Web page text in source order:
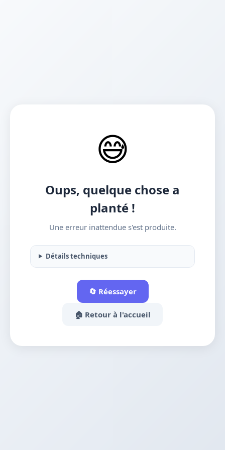
😅
Oups, quelque chose a
planté !
Une erreur inattendue s'est produite.
Détails techniques
🔄 Réessayer
🏠 Retour à l'accueil